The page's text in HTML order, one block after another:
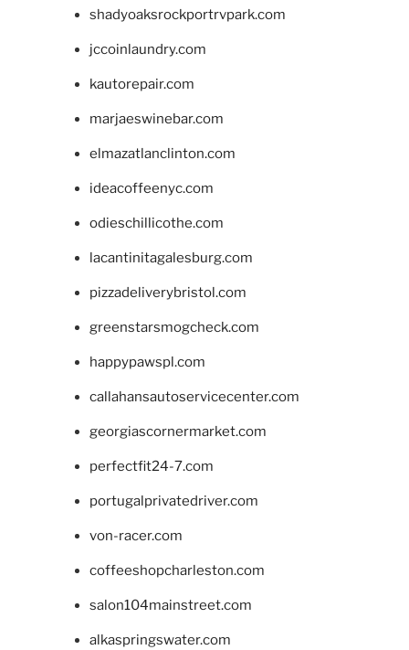
shadyoaksrockportrvpark.com
jccoinlaundry.com
kautorepair.com
marjaeswinebar.com
elmazatlanclinton.com
ideacoffeenyc.com
odieschillicothe.com
lacantinitagalesburg.com
pizzadeliverybristol.com
greenstarsmogcheck.com
happypawspl.com
callahansautoservicecenter.com
georgiascornermarket.com
perfectfit24-7.com
portugalprivatedriver.com
von-racer.com
coffeeshopcharleston.com
salon104mainstreet.com
alkaspringswater.com